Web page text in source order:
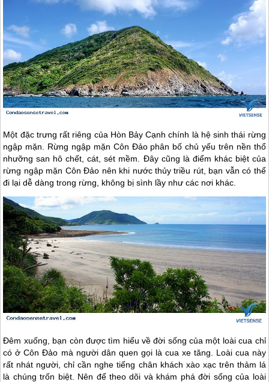
Một đặc trưng rất riêng của Hòn Bảy Cạnh chính là hệ sinh thái rừng
ngập mặn. Rừng ngập mặn Côn Đảophân bố chủ yếu trên nền thổ
nhưỡng san hô chết, cát, sét mềm. Đây cũng là điểm khác biệt của
rừng ngập mặn Côn Đảo nên khi nước thủy triều rút, bạn vẫn có thể
đi lại dễ dàng trong rừng, không bị sình lầy như các nơi khác.
Đêm xuống, bạn còn được tìm hiểu về đời sống của một loài cua chỉ
có ởCôn Đảo mà người dân quen gọi là cua xe tăng. Loài cua này
rất nhát người, chỉ cần nghe tiếng chân khách xào xạc trên thảm lá
là chúng trốn biệt. Nên để theo dõi và khám phá đời sống của loài